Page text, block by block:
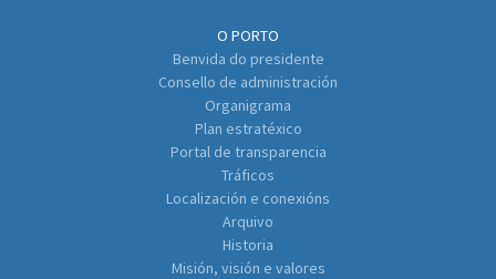
O PORTO
Benvida do presidente
Consello de administración
Organigrama
Plan estratéxico
Portal de transparencia
Tráficos
Localización e conexións
Arquivo
Historia
Misión, visión e valores